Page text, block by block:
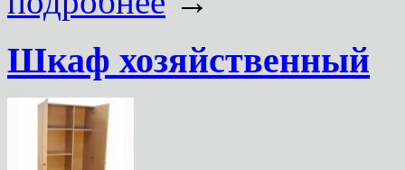
Шкаф хозяйственный